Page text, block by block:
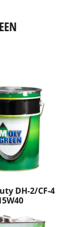
DH-2/CF-4